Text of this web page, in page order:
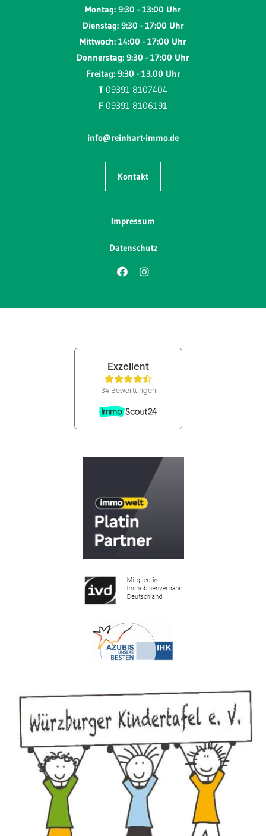
Montag: 9:30 - 13:00 Uhr
Dienstag: 9:30 - 17:00 Uhr
Mittwoch: 14:00 - 17:00 Uhr
Donnerstag: 9:30 - 17:00 Uhr
Freitag: 9:30 - 13.00 Uhr
T 09391 8107404
F 09391 8106191
info@reinhart-immo.de
Kontakt
Impressum
Datenschutz